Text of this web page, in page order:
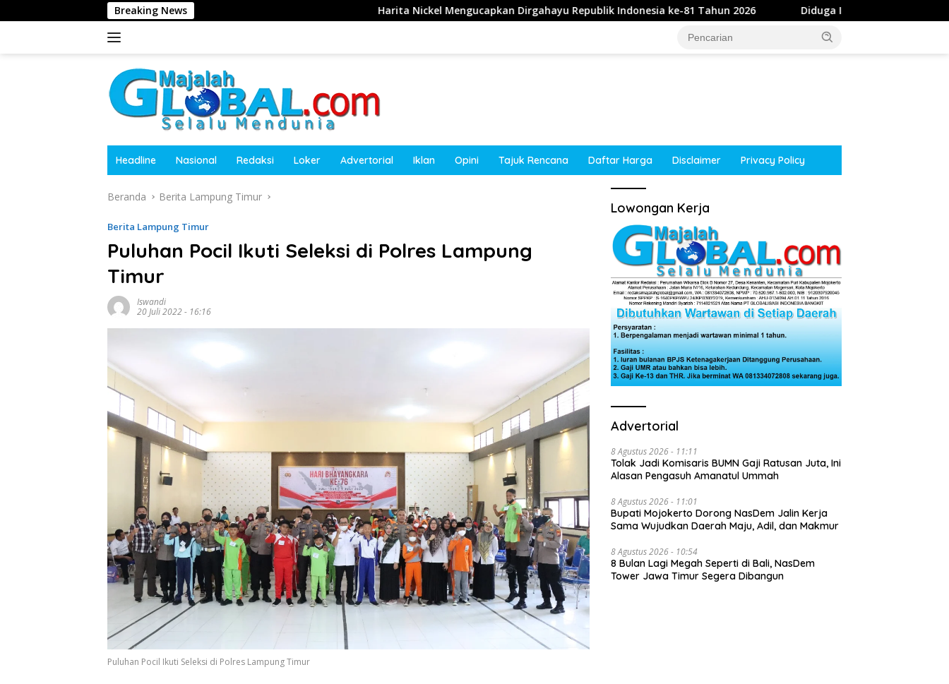
ke
Breaking News Harita Nickel Mengucapkan Dirgahayu Republik Indonesia ke-81 Tahun 2026 Diduga Intimidasi Wartawan di Obi, Oknum
Headline Nasional Redaksi Loker Advertorial Iklan Opini Tajuk Rencana Daftar Harga Disclaimer Privacy Policy
Beranda Berita Lampung Timur
Berita Lampung Timur
Puluhan Pocil Ikuti Seleksi di Polres Lampung
Timur
Iswandi
20 Juli 2022 - 16:16
Puluhan Pocil Ikuti Seleksi di Polres Lampung Timur
Lowongan Kerja
Advertorial
8 Agustus 2026 - 11:11
Tolak Jadi Komisaris BUMN Gaji Ratusan Juta, Ini
Alasan Pengasuh Amanatul Ummah
8 Agustus 2026 - 11:01
Bupati Mojokerto Dorong NasDem Jalin Kerja
Sama Wujudkan Daerah Maju, Adil, dan Makmur
8 Agustus 2026 - 10:54
8 Bulan Lagi Megah Seperti di Bali, NasDem
Tower Jawa Timur Segera Dibangun